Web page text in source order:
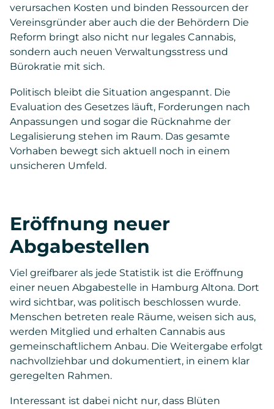
verursachen Kosten und binden Ressourcen der
Vereinsgründer aber auch die der Behördern Die
Reform bringt also nicht nur legales Cannabis,
sondern auch neuen Verwaltungsstress und
Bürokratie mit sich.
Politisch bleibt die Situation angespannt. Die
Evaluation des Gesetzes läuft, Forderungen nach
Anpassungen und sogar die Rücknahme der
Legalisierung stehen im Raum. Das gesamte
Vorhaben bewegt sich aktuell noch in einem
unsicheren Umfeld.
Eröffnung neuer
Abgabestellen
Viel greifbarer als jede Statistik ist die Eröffnung
einer neuen Abgabestelle in Hamburg Altona. Dort
wird sichtbar, was politisch beschlossen wurde.
Menschen betreten reale Räume, weisen sich aus,
werden Mitglied und erhalten Cannabis aus
gemeinschaftlichem Anbau. Die Weitergabe erfolgt
nachvollziehbar und dokumentiert, in einem klar
geregelten Rahmen.
Interessant ist dabei nicht nur, dass Blüten